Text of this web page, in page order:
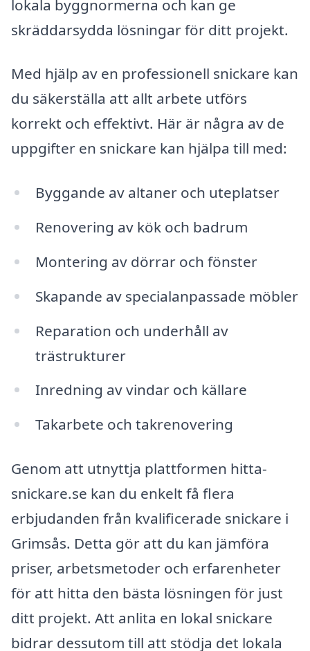
lokala byggnormerna och kan ge
skräddarsydda lösningar för ditt projekt.
Med hjälp av en professionell snickare kan
du säkerställa att allt arbete utförs
korrekt och effektivt. Här är några av de
uppgifter en snickare kan hjälpa till med:
Byggande av altaner och uteplatser
Renovering av kök och badrum
Montering av dörrar och fönster
Skapande av specialanpassade möbler
Reparation och underhåll av
trästrukturer
Inredning av vindar och källare
Takarbete och takrenovering
Genom att utnyttja plattformen hitta-
snickare.se kan du enkelt få flera
erbjudanden från kvalificerade snickare i
Grimsås. Detta gör att du kan jämföra
priser, arbetsmetoder och erfarenheter
för att hitta den bästa lösningen för just
ditt projekt. Att anlita en lokal snickare
bidrar dessutom till att stödja det lokala